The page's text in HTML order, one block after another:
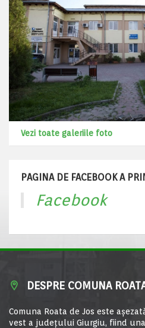
Vezi toate galeriile foto
PAGINA DE FACEBOOK A
Facebook
DESPRE COMUNA
Comuna Roata de Jos este
vest a judeţului Giurgiu, fiind